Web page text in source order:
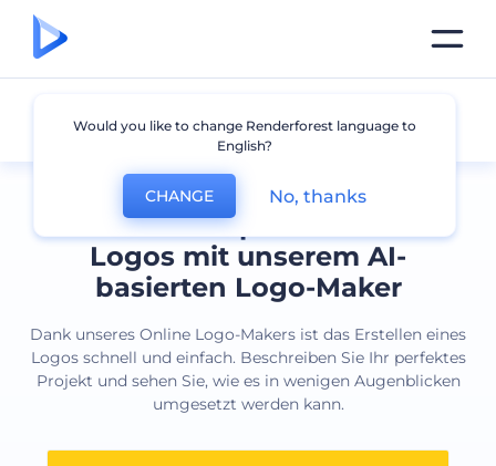
Erstellen Sie professionelle
Logos mit unserem AI-
basierten Logo-Maker
Dank unseres Online Logo-Makers ist das Erstellen eines
Logos schnell und einfach. Beschreiben Sie Ihr perfektes
Projekt und sehen Sie, wie es in wenigen Augenblicken
umgesetzt werden kann.
Alle Logos
Would you like to change Renderforest language to
English?
CHANGE No, thanks